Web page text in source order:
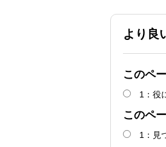
より良
このペ
1：役
このペ
1：見